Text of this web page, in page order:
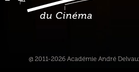
@ 2011-2026 Académie André